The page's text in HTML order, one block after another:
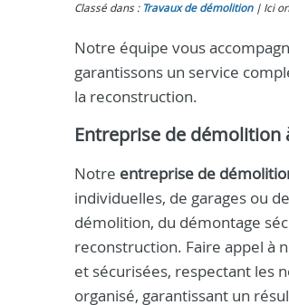
Classé dans : Travaux de démolition Ici
Notre équipe vous
garantissons un service
la reconstruction.
Entreprise de démolition
Notre entreprise de
individuelles, de garages ou
démolition, du démontage
reconstruction. Faire appel à
et sécurisées, respectant les
organisé, garantissant un